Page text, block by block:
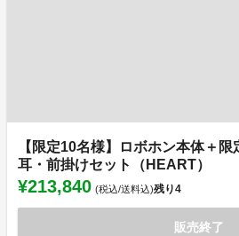
【限定10名様】ロボホン本体＋
耳・前掛けセット（HEART）
¥213,840 (税込/送料込)残り4
販売終了